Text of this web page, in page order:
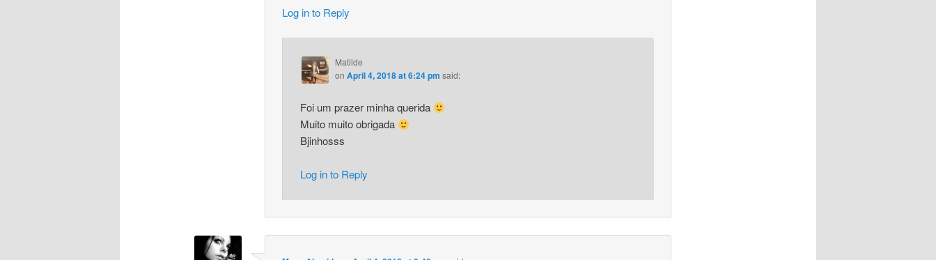
Log in to Reply
Matilde
on April 4, 2018 at 6:24 pm said:
Foi um prazer minha querida
Muito muito obrigada
Bjinhosss
Log in to Reply